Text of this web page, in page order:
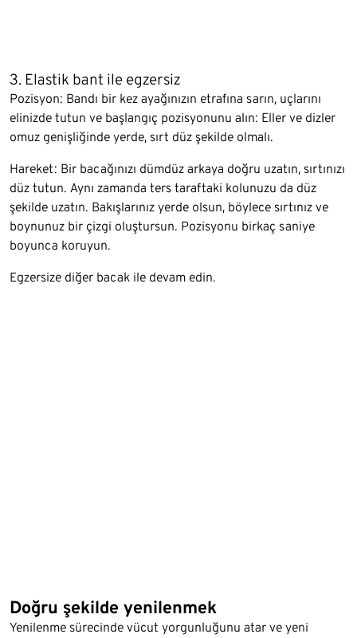
3. Elastik bant ile egzersiz
Pozisyon: Bandı bir kez ayağınızın etrafına sarın, uçlarını
elinizde tutun ve başlangıç pozisyonunu alın: Eller ve dizler
omuz genişliğinde yerde, sırt düz şekilde olmalı.
Hareket: Bir bacağınızı dümdüz arkaya doğru uzatın, sırtınızı
düz tutun. Aynı zamanda ters taraftaki kolunuzu da düz
şekilde uzatın. Bakışlarınız yerde olsun, böylece sırtınız ve
boynunuz bir çizgi oluştursun. Pozisyonu birkaç saniye
boyunca koruyun.
Egzersize diğer bacak ile devam edin.
Doğru şekilde yenilenmek
Yenilenme sürecinde vücut yorgunluğunu atar ve yeni